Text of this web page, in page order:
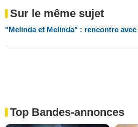
Sur le même sujet
"Melinda et Melinda" : rencontre
Top Bandes-annonces